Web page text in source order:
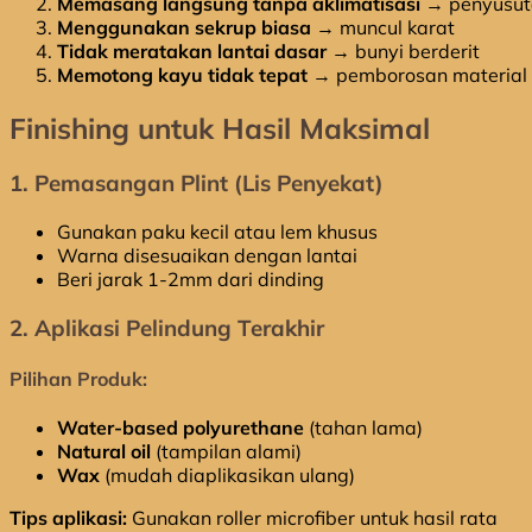
Menggunakan sekrup biasa → muncul karat
Tidak meratakan lantai dasar→ bunyi berderit
Memotong kayu tidak tepat → pemborosan material
Finishing untuk Hasil Maksimal
1. Pemasangan Plint (Lis Penyekat)
Gunakan paku kecil atau lem khusus
Warna disesuaikan dengan lantai
Beri jarak 1-2mm dari dinding
2. Aplikasi Pelindung Terakhir
Pilihan Produk:
Water-based polyurethane (tahan lama)
Natural oil (tampilan alami)
Wax (mudah diaplikasikan ulang)
Tips aplikasi: Gunakan roller microfiber untuk hasil rata